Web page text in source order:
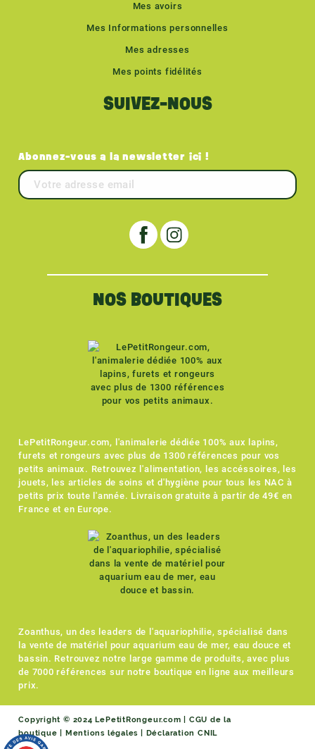
Mes avoirs
Mes Informations personnelles
Mes adresses
Mes points fidélités
SUIVEZ-NOUS
Abonnez-vous a la newsletter ici !
NOS BOUTIQUES
LePetitRongeur.com, l'animalerie dédiée 100% aux lapins,
furets et rongeurs avec plus de 1300 références pour vos
petits animaux. Retrouvez l'alimentation, les accéssoires, les
jouets, les articles de soins et d'hygiène pour tous les NAC à
petits prix toute l'année. Livraison gratuite à partir de 49€ en
France et en Europe.
Zoanthus, un des leaders de l'aquariophilie, spécialisé dans
la vente de matériel pour aquarium eau de mer, eau douce et
bassin. Retrouvez notre large gamme de produits, avec plus
de 7000 références sur notre boutique en ligne aux meilleurs
prix.
Copyright © 2024 LePetitRongeur.com | CGU de la
boutique
Mentions légales Déclaration CNIL